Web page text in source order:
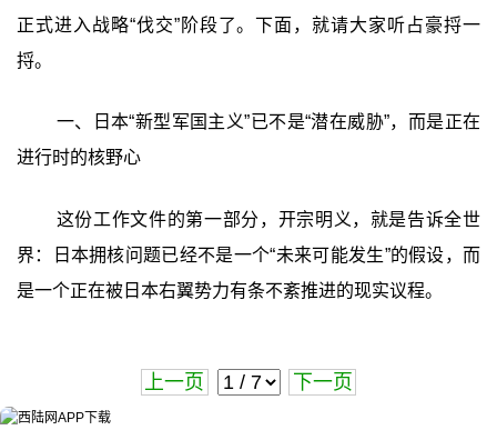
正式进入战略“伐交”阶段了。下面，就请大家听占豪捋一
捋。
一、日本“新型军国主义”已不是“潜在威胁”，而是正在
进行时的核野心
这份工作文件的第一部分，开宗明义，就是告诉全世
界：日本拥核问题已经不是一个“未来可能发生”的假设，而
是一个正在被日本右翼势力有条不紊推进的现实议程。
上一页 下一页